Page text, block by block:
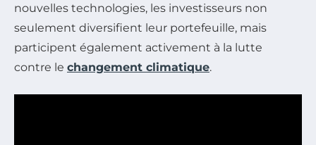
nouvelles technologies, les investisseurs non
seulement diversifient leur portefeuille, mais
participent également activement à la lutte
contre le changement climatique.